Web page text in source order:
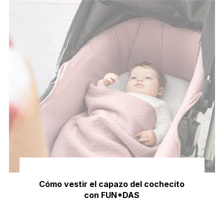
Cómo vestir el capazo del cochecito
con FUN*DAS